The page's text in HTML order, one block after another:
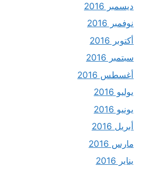
ديسمبر 2016
نوفمبر 2016
أكتوبر 2016
سبتمبر 2016
أغسطس 2016
يوليو 2016
يونيو 2016
أبريل 2016
مارس 2016
يناير 2016